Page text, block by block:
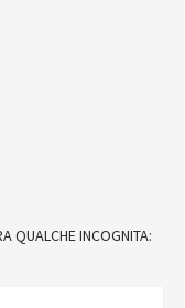
QUALCHE INCOGNITA: